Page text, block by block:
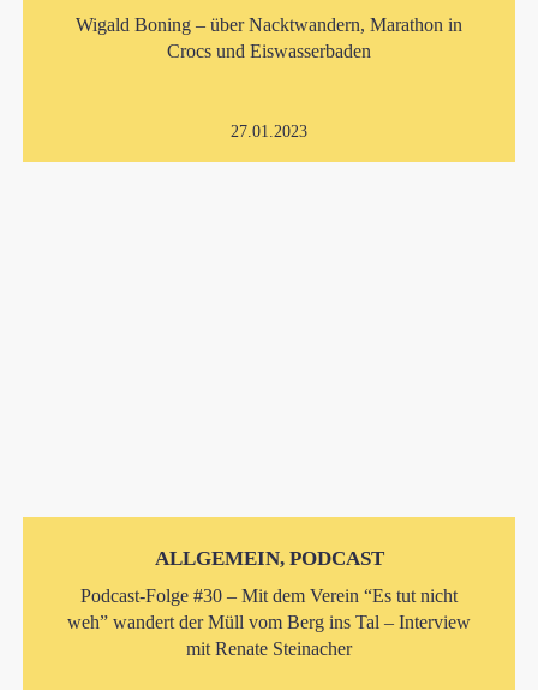
Wigald Boning – über Nacktwandern, Marathon in
Crocs und Eiswasserbaden
27.01.2023
ALLGEMEIN, PODCAST
Podcast-Folge #30 – Mit dem Verein “Es tut nicht
weh” wandert der Müll vom Berg ins Tal – Interview
mit Renate Steinacher